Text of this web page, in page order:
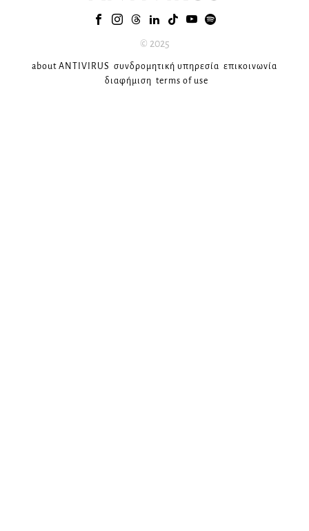
© 2025
about ANTIVIRUS συνδρομητική υπηρεσία επικοινωνία
διαφήμιση terms of use